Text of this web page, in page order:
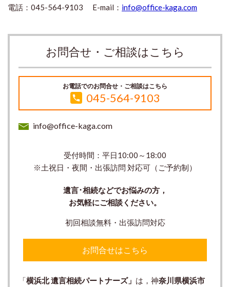
電話：045-564-9103 E-mail： info@office-kaga.com
お問合せ・ご相談はこちら
お電話でのお問合せ・ご相談はこちら
045-564-9103
info@office-kaga.com
受付時間：平日10:00～18:00
※土祝日・夜間・出張訪問 対応可（ご予約制）
遺言･相続などでお悩みの方，
お気軽にご相談ください。
初回相談無料・出張訪問対応
お問合せはこちら
「横浜北 遺言相続パートナーズ」 は，神奈川県横浜市